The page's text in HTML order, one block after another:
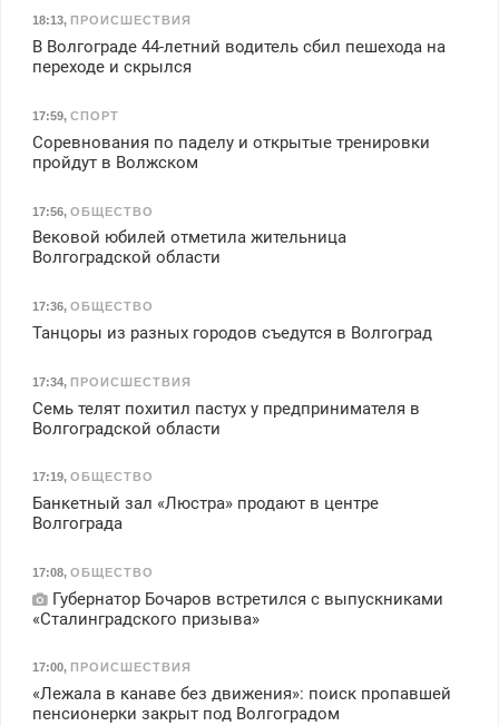
18:13, ПРОИСШЕСТВИЯ
В Волгограде 44-летний водитель сбил пешехода на
переходе и скрылся
17:59, СПОРТ
Соревнования по паделу и открытые тренировки
пройдут в Волжском
17:56, ОБЩЕСТВО
Вековой юбилей отметила жительница
Волгоградской области
17:36, ОБЩЕСТВО
Танцоры из разных городов съедутся в Волгоград
17:34, ПРОИСШЕСТВИЯ
Семь телят похитил пастух у предпринимателя в
Волгоградской области
17:19, ОБЩЕСТВО
Банкетный зал «Люстра» продают в центре
Волгограда
17:08, ОБЩЕСТВО
Губернатор Бочаров встретился с выпускниками
«Сталинградского призыва»
17:00, ПРОИСШЕСТВИЯ
«Лежала в канаве без движения»: поиск пропавшей
пенсионерки закрыт под Волгоградом